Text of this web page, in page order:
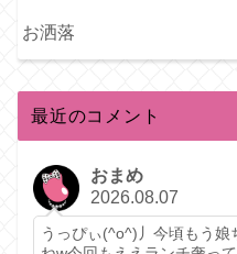
お洒落
最近のコメント
おまめ
2026.08.07
うっぴぃ(^o^)丿今頃もう